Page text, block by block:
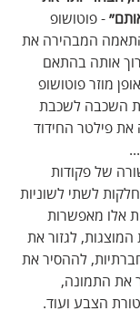
- פוטושופ
המבהירה את
אותה בהתאם
מוזר פוטושופ
השכבה לשכבת
פילטר החידוד
של פקודות
לשתי לשוניות
אלו מאפשרות
לגזור את
לההסיר את
את התמונה,
הצבע ועוד.